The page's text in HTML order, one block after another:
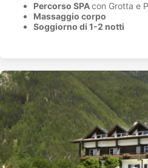
Percorso SPAcon Grotta e
Massaggio corpo
Soggiorno di 1-2 notti